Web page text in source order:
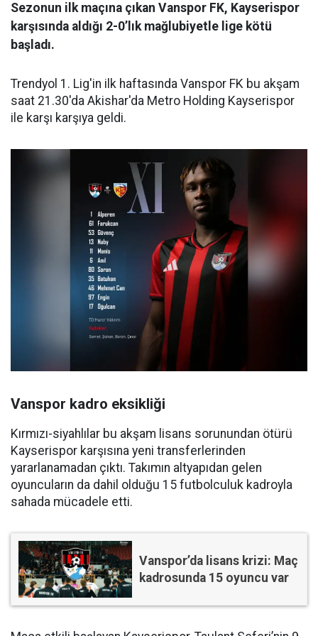
Sezonun ilk maçına çıkan Vanspor FK, Kayserispor
karşısında aldığı 2-0’lık mağlubiyetle lige kötü
başladı.
Trendyol 1. Lig'in ilk haftasında Vanspor FK bu akşam
saat 21.30'da Akishar'da Metro Holding Kayserispor
ile karşı karşıya geldi.
Vanspor kadro eksikliği
Kırmızı-siyahlılar bu akşam lisans sorunundan ötürü
Kayserispor karşısına yeni transferlerinden
yararlanamadan çıktı. Takımın altyapıdan gelen
oyuncuların da dahil olduğu 15 futbolculuk kadroyla
sahada mücadele etti.
Vanspor’da lisans krizi: Maç
kadrosunda 15 oyuncu var